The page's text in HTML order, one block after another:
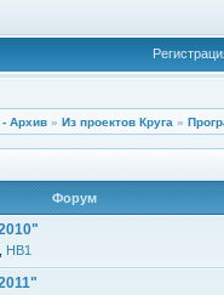
Архив » Из проектов Круга »
Форум
НВ1